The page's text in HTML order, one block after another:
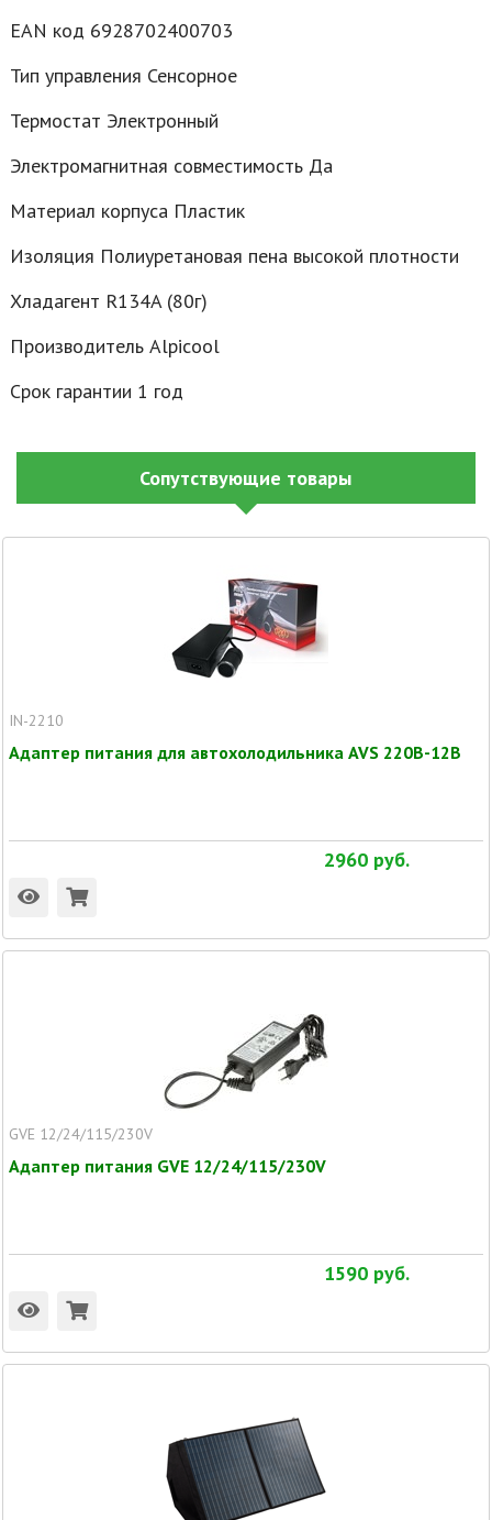
EAN код 6928702400703
Тип управления Сенсорное
Термостат Электронный
Электромагнитная совместимость Да
Материал корпуса Пластик
Изоляция Полиуретановая пена высокой плотности
Хладагент R134A (80г)
Производитель Alpicool
Срок гарантии 1 год
Сопутствующие товары
IN-2210
Адаптер питания для автохолодильника AVS 220В-12В
2960 руб.
GVE 12/24/115/230V
Адаптер питания GVE 12/24/115/230V
1590 руб.